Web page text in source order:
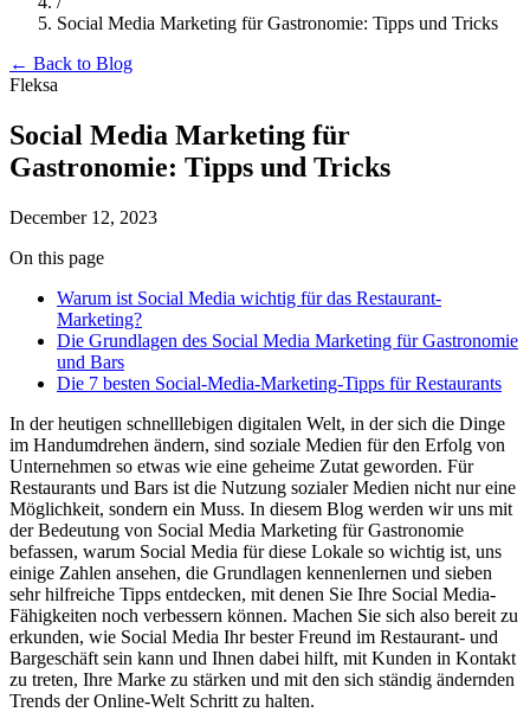
Social Media Marketing für Gastronomie: Tipps und Tricks
← Back to Blog
Fleksa
Social Media Marketing für
Gastronomie: Tipps und Tricks
December 12, 2023
On this page
Warum ist Social Media wichtig für das Restaurant-
Marketing?
Die Grundlagen des Social Media Marketing für Gastronomie
und Bars
Die 7 besten Social-Media-Marketing-Tipps für Restaurants
In der heutigen schnelllebigen digitalen Welt, in der sich die Dinge
im Handumdrehen ändern, sind soziale Medien für den Erfolg von
Unternehmen so etwas wie eine geheime Zutat geworden. Für
Restaurants und Bars ist die Nutzung sozialer Medien nicht nur eine
Möglichkeit, sondern ein Muss. In diesem Blog werden wir uns mit
der Bedeutung von Social Media Marketing für Gastronomie
befassen, warum Social Media für diese Lokale so wichtig ist, uns
einige Zahlen ansehen, die Grundlagen kennenlernen und sieben
sehr hilfreiche Tipps entdecken, mit denen Sie Ihre Social Media-
Fähigkeiten noch verbessern können. Machen Sie sich also bereit zu
erkunden, wie Social Media Ihr bester Freund im Restaurant- und
Bargeschäft sein kann und Ihnen dabei hilft, mit Kunden in Kontakt
zu treten, Ihre Marke zu stärken und mit den sich ständig ändernden
Trends der Online-Welt Schritt zu halten.